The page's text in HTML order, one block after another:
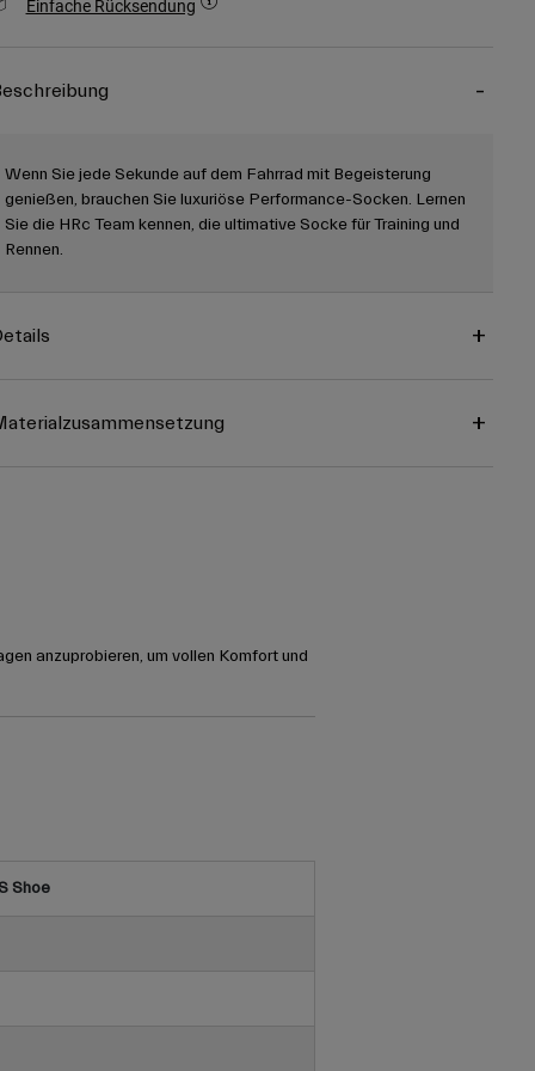
Einfache Rücksendung
Wenn Sie jede Sekunde auf dem Fahrrad mit Begeisterung
genießen, brauchen Sie luxuriöse Performance-Socken. Lernen
Sie die HRc Team kennen, die ultimative Socke für Training und
Rennen.
anzuprobieren, um vollen Komfort und
Shoe